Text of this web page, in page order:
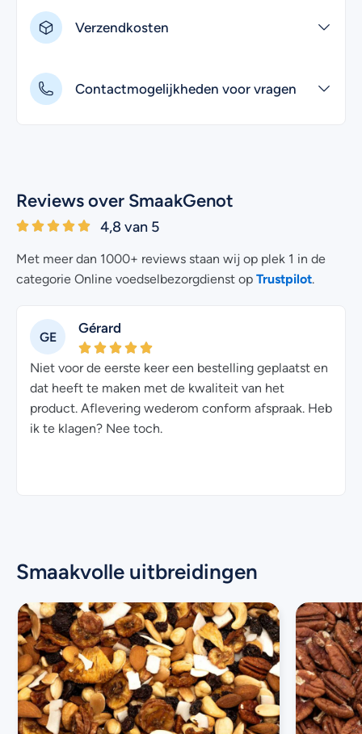
Verzendkosten
Contactmogelijkheden voor vragen
Reviews over SmaakGenot
4,8 van 5
Met meer dan 1000+ reviews staan wij op plek 1 in de
categorie Online voedselbezorgdienst op Trustpilot
Gérard
voor de eerste keer een bestelling geplaatst en
heeft te maken met de kwaliteit van het
Aflevering wederom conform afspraak. Heb
te klagen? Nee toch.
Smaakvolle uitbreidingen